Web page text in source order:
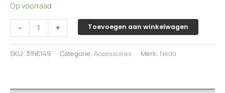
Op voorraad
-
mEssfix2
beschermhoes
5m
+ Toevoegen aan winkelwagen
SKU: 31NE149 Categorie: Accessoires Merk: Nedo